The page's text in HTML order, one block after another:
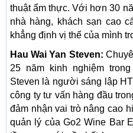
thuật ẩm thực. Với hơn 30
nhà hàng, khách sạn cao
khẳng định vị thế của mình
Hau Wai Yan Steven:
25 năm kinh nghiệm
Steven là người sáng lập
công ty tư vấn hàng đầu
đảm nhận vai trò nâng cao
quản lý của Go2 Wine Bar